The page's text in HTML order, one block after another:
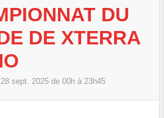
DU
DE XTERRA
28 sept. 2025 de 00h à 23h45